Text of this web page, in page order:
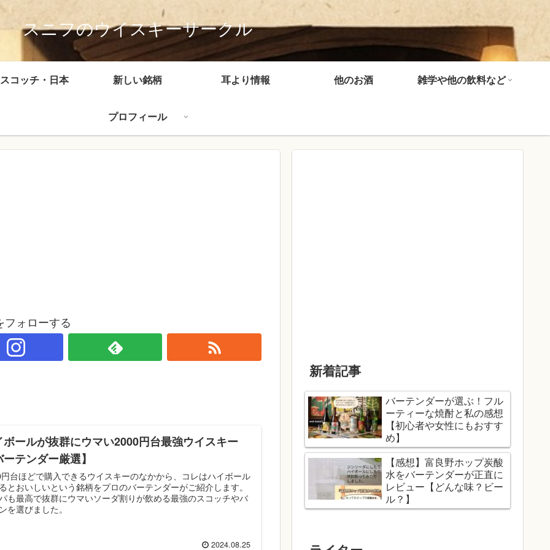
スニフのウイスキーサークル
コッチ・日本 新しい銘柄 耳より情報 他のお酒 雑学や他の飲料など
プロフィール
フォローする
ボールが抜群にウマい2000円台最強ウイスキー
テンダー厳選】
台ほどで購入できるウイスキーのなかから、コレはハイボール
とおいしいという銘柄をプロのバーテンダーがご紹介します。
も最高で抜群にウマいソーダ割りが飲める最強のスコッチやバ
を選びました。
2024.08.25
新着記事
バーテンダーが選ぶ！フル
ーティーな焼酎と私の感想
【初心者や女性にもおすす
め】
【感想】富良野ホップ炭酸
水をバーテンダーが正直に
レビュー【どんな味？ビー
ル？】